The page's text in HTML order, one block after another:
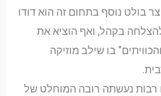
בולט נוסף בתחום זה הוא דודו
בקהל, ואף הוציא את
בו שילב מוזיקה
נעשתה רובה המוחלט של